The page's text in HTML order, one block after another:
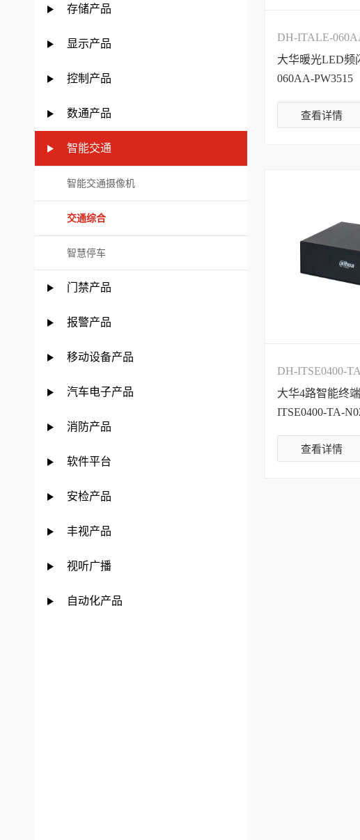
存储产品
显示产品
控制产品
数通产品
智能交通
智能交通摄像机
交通综合
智慧停车
门禁产品
报警产品
移动设备产品
汽车电子产品
消防产品
软件平台
安检产品
丰视产品
视听广播
自动化产品
DH-ITALE-
大华暖光LED频
060AA-PW3515
查看详情
DH-ITSE0400-
大华4路智能终
ITSE0400-TA-
查看详情